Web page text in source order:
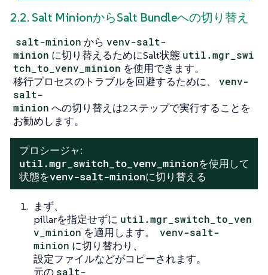
2.2. Salt MinionからSalt Bundleへの切り替え
salt-minion から venv-salt-
minion に切り替えるためにSalt状態 util.mgr_swi
tch_to_venv_minion を使用できます。
移行プロセスのトラブルを回避するために、
venv-
salt-
minion への切り替えは2ステップで実行することを
お勧めします。
プロシージャ:
util.mgr_switch_to_venv_minionを使用して
状態をvenv-salt-minionに切り替える
まず、
pillarを指定せずに util.mgr_switch_to_ven
v_minion を適用します。
venv-salt-
minion に切り替わり、
設定ファイルなどがコピーされます。
元の salt-